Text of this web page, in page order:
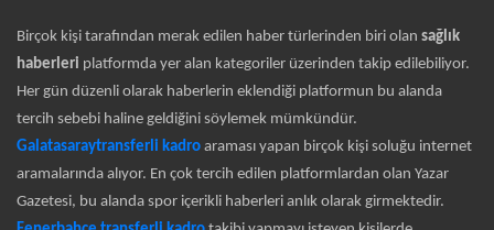
Birçok kişi tarafından merak edilen haber türlerinden biri olan sağlık
haberleri platformda yer alan kategoriler üzerinden takip edilebiliyor.
Her gün düzenli olarak haberlerin eklendiği platformun bu alanda
tercih sebebi haline geldiğini söylemek mümkündür.
Galatasaraytransferli kadro araması yapan birçok kişi soluğu internet
aramalarında alıyor. En çok tercih edilen platformlardan olan Yazar
Gazetesi, bu alanda spor içerikli haberleri anlık olarak girmektedir.